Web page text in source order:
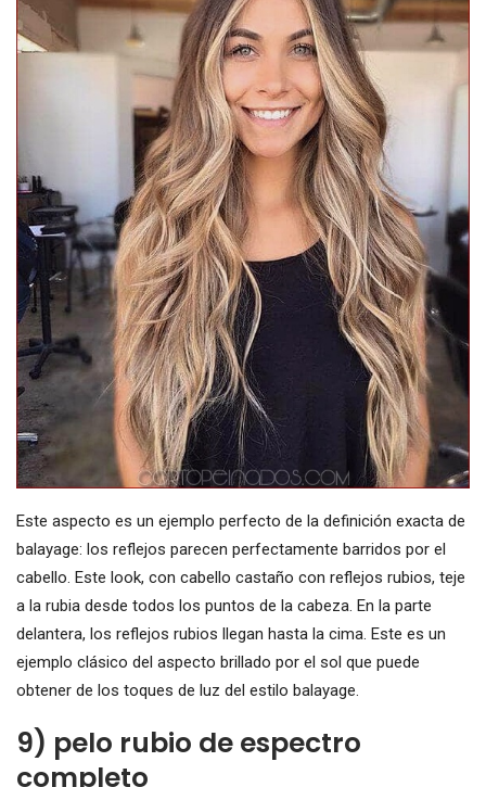
Este aspecto es un ejemplo perfecto de la definición exacta de
balayage: los reflejos parecen perfectamente barridos por el
cabello. Este look, con cabello castaño con reflejos rubios, teje
a la rubia desde todos los puntos de la cabeza. En la parte
delantera, los reflejos rubios llegan hasta la cima. Este es un
ejemplo clásico del aspecto brillado por el sol que puede
obtener de los toques de luz del estilo balayage.
9) pelo rubio de espectro
completo